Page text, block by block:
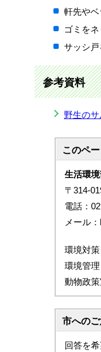
軒先や
ゴミをネ
サッシ戸
参考資料
野生の
このペ
生活環
〒314-
電話：
メール
環境対
環境管
動物政
市への
回答を